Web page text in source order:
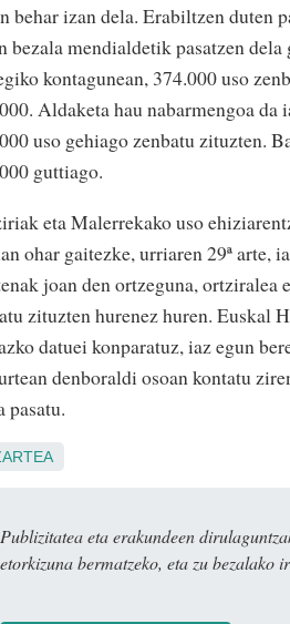
behar izan dela. Erabiltzen duten
bezala mendialdetik pasatzen
kontagunean, 374.000 uso
Aldaketa hau nabarmengoa
uso gehiago zenbatu zituzten.
guttiago.
eta Malerrekako uso
ohar gaitezke, urriaren 29ª arte,
joan den ortzeguna, ortziralea
zituzten hurenez huren. Euskal
datuei konparatuz, iaz egun
denboraldi osoan kontatu
pasatu.
Publizitatea eta erakundeen
etorkizuna bermatzeko, eta zu bezalako